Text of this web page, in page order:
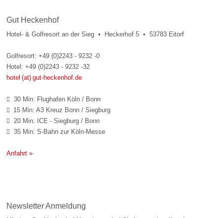
Gut Heckenhof
Hotel- & Golfresort an der Sieg • Heckerhof 5 • 53783 Eitorf
Golfresort: +49 (0)2243 - 9232 -0
Hotel: +49 (0)2243 - 9232 -32
hotel (at) gut-heckenhof.de
 30 Min: Flughafen Köln / Bonn
 15 Min: A3 Kreuz Bonn / Siegburg
 20 Min: ICE - Siegburg / Bonn
 35 Min: S-Bahn zur Köln-Messe
Anfahrt »
Newsletter Anmeldung